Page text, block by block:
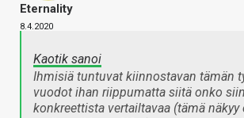
Eternality
8.4.2020
Kaotik sanoi
Ihmisiä tuntuvat kiinnostavan tämän
vuodot ihan riippumatta siitä onko
konkreettista vertailtavaa (tämä